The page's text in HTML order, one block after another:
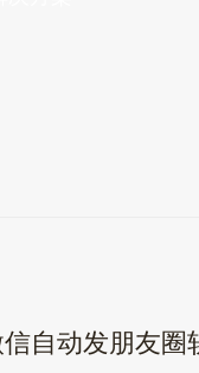
自动发朋友圈